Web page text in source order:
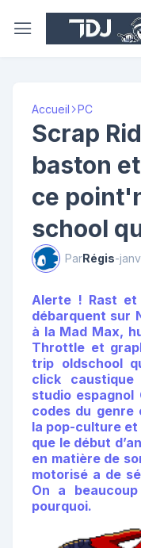
Accueil PC
Scrap
baston
ce
school
ParRégis-
Alerte ! Rast et
débarquent sur
à la Mad Max,
Throttle et
trip oldschool
click
studio
codes du genre
la pop-culture et
que le début
en matière de
motorisé a de
On a
pourquoi.